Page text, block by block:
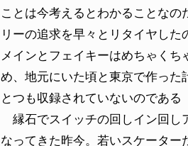
ことは今考えるとわかることな
リーの追求を早々とリタイヤし
メインとフェイキーはめちゃく
め、地元にいた頃と東京で作っ
とつも収録されていないのである
縁石でスイッチの回しイン回し
なってきた昨今。若いスケータ